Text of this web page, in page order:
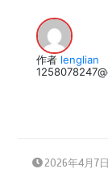
作者 lenglian
2026年4月7日